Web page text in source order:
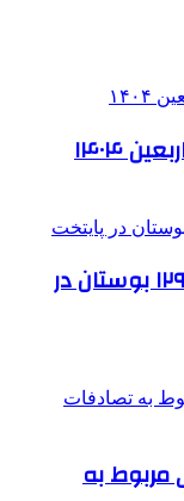
۱۴۰۴
تست تراموا در شب ۲۲ بهمن؛ افتتاح ۱۲۹ بوستان در
مربوط به